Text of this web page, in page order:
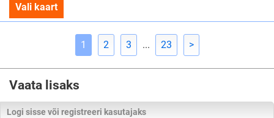
Vali kaart
1 2 3 ... 23 >
Vaata lisaks
Logi sisse või registreeri kasutajaks